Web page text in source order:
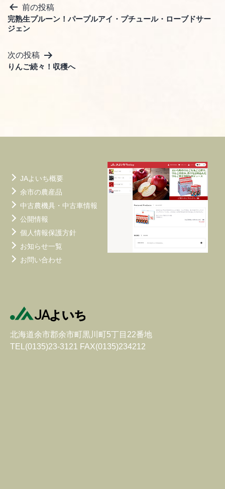
投
稿
ビ
ゲ
ン
前の投稿
完熟生プルーン！パープルアイ・プチュール・ローブドサー
ジェン
次の投稿
りんご続々！収穫へ
JAよいち概要
余市の農産品
中古農機具・中古車情報
公開情報
個人情報保護方針
お知らせ一覧
お問い合わせ
北海道余市郡余市町黒川町5丁目22番地
TEL(0135)23-3121 FAX(0135)234212